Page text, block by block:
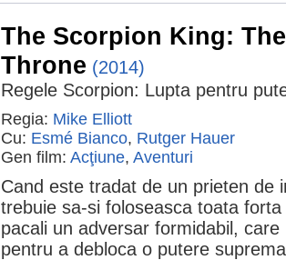
The Scorpion King:
Throne (2014)
Regele Scorpion: Lupta pentru
Regia: Mike Elliott
Cu: Esmé Bianco, Rutger Hauer
Gen film: Acţiune, Aventuri
Cand este tradat de un prieten de
trebuie sa-si foloseasca toata
pacali un adversar formidabil,
pentru a debloca o putere